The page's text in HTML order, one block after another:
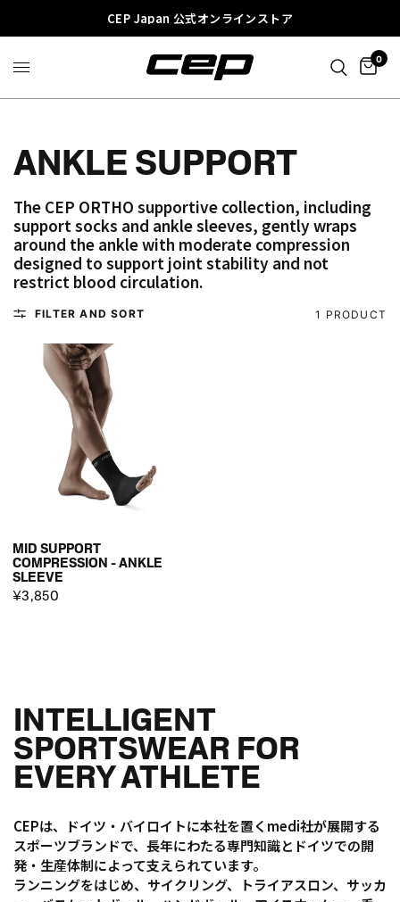
CEP Japan 公式オンラインストア
0
ANKLE SUPPORT
The CEP ORTHO supportive collection, including
support socks and ankle sleeves, gently wraps
around the ankle with moderate compression
designed to support joint stability and not
restrict blood circulation.
FILTER AND SORT 1 PRODUCT
MID SUPPORT
COMPRESSION - ANKLE
SLEEVE
¥3,850
INTELLIGENT
SPORTSWEAR FOR
EVERY ATHLETE
CEPは、ドイツ・バイロイトに本社を置くmedi社が展開する
スポーツブランドで、長年にわたる専門知識とドイツでの開
発・生産体制によって支えられています。
ランニングをはじめ、サイクリング、トライアスロン、サッカ